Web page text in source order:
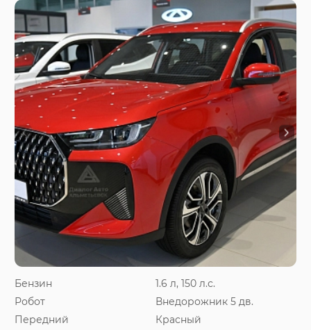
Бензин
1.6 л, 150 л.с.
Робот
Внедорожник 5 дв.
Передний
Красный